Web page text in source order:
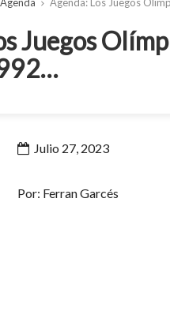
Juegos
Julio 27, 2023
Por: Ferran Garcés